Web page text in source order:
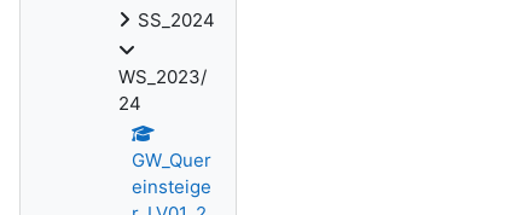
SS_2024
WS_2023/
24
GW_Quer
einsteige